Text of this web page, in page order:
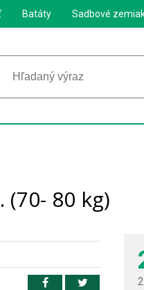
Batáty Sadbové
(70- 80 kg)